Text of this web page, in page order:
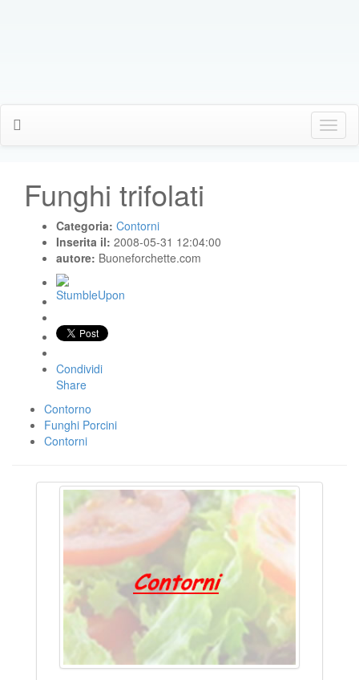
Click
Me
Funghi trifolati
Categoria: Contorni
Inserita il: 2008-05-31 12:04:00
autore: Buoneforchette.com
Condividi
Share
Contorno
Funghi Porcini
Contorni